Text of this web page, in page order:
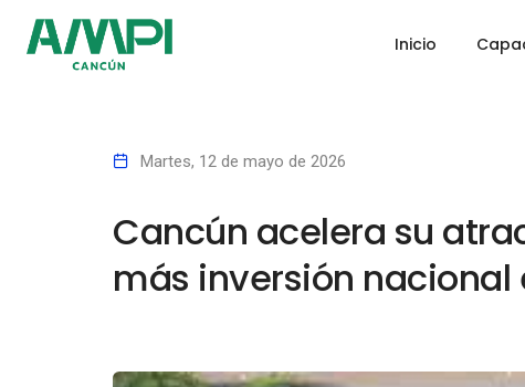
Inicio
Martes, 12 de mayo de 2026
Cancún acelera su
más inversión nacional